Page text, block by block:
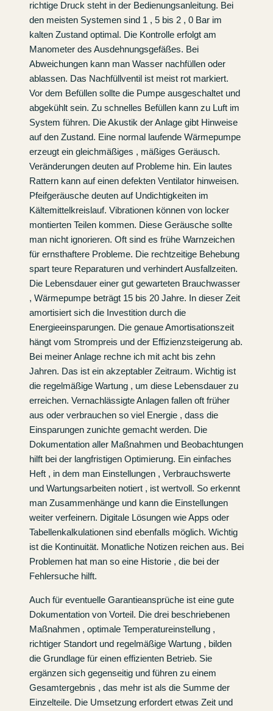
richtige Druck steht in der Bedienungsanleitung. Bei
den meisten Systemen sind 1 , 5 bis 2 , 0 Bar im
kalten Zustand optimal. Die Kontrolle erfolgt am
Manometer des Ausdehnungsgefäßes. Bei
Abweichungen kann man Wasser nachfüllen oder
ablassen. Das Nachfüllventil ist meist rot markiert.
Vor dem Befüllen sollte die Pumpe ausgeschaltet und
abgekühlt sein. Zu schnelles Befüllen kann zu Luft im
System führen. Die Akustik der Anlage gibt Hinweise
auf den Zustand. Eine normal laufende Wärmepumpe
erzeugt ein gleichmäßiges , mäßiges Geräusch.
Veränderungen deuten auf Probleme hin. Ein lautes
Rattern kann auf einen defekten Ventilator hinweisen.
Pfeifgeräusche deuten auf Undichtigkeiten im
Kältemittelkreislauf. Vibrationen können von locker
montierten Teilen kommen. Diese Geräusche sollte
man nicht ignorieren. Oft sind es frühe Warnzeichen
für ernsthaftere Probleme. Die rechtzeitige Behebung
spart teure Reparaturen und verhindert Ausfallzeiten.
Die Lebensdauer einer gut gewarteten Brauchwasser
, Wärmepumpe beträgt 15 bis 20 Jahre. In dieser Zeit
amortisiert sich die Investition durch die
Energieeinsparungen. Die genaue Amortisationszeit
hängt vom Strompreis und der Effizienzsteigerung ab.
Bei meiner Anlage rechne ich mit acht bis zehn
Jahren. Das ist ein akzeptabler Zeitraum. Wichtig ist
die regelmäßige Wartung , um diese Lebensdauer zu
erreichen. Vernachlässigte Anlagen fallen oft früher
aus oder verbrauchen so viel Energie , dass die
Einsparungen zunichte gemacht werden. Die
Dokumentation aller Maßnahmen und Beobachtungen
hilft bei der langfristigen Optimierung. Ein einfaches
Heft , in dem man Einstellungen , Verbrauchswerte
und Wartungsarbeiten notiert , ist wertvoll. So erkennt
man Zusammenhänge und kann die Einstellungen
weiter verfeinern. Digitale Lösungen wie Apps oder
Tabellenkalkulationen sind ebenfalls möglich. Wichtig
ist die Kontinuität. Monatliche Notizen reichen aus. Bei
Problemen hat man so eine Historie , die bei der
Fehlersuche hilft.
Auch für eventuelle Garantieansprüche ist eine gute
Dokumentation von Vorteil. Die drei beschriebenen
Maßnahmen , optimale Temperatureinstellung ,
richtiger Standort und regelmäßige Wartung , bilden
die Grundlage für einen effizienten Betrieb. Sie
ergänzen sich gegenseitig und führen zu einem
Gesamtergebnis , das mehr ist als die Summe der
Einzelteile. Die Umsetzung erfordert etwas Zeit und